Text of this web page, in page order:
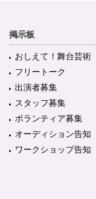
掲示板
おしえて！舞台芸術
フリートーク
出演者募集
スタッフ募集
ボランティア募集
オーディション告知
ワークショップ告知